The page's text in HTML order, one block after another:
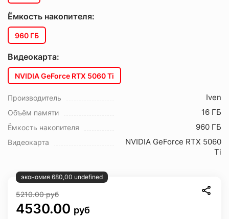
Ёмкость накопителя:
960 ГБ
Видеокарта:
NVIDIA GeForce RTX 5060 Ti
Производитель Iven
Объём памяти 16 ГБ
Ёмкость накопителя 960 ГБ
Видеокарта
NVIDIA GeForce RTX 5060
Ti
экономия 680,00 undefined
5210.00руб
4530.00 руб